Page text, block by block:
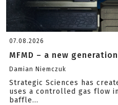
07.08.2026
MFMD – a new
Damian Niemczuk
Strategic Sciences has
uses a controlled gas flow
baffle...